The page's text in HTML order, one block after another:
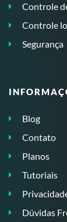
Controle
Controle
Segurança
Blog
Contato
Planos
Tutoriais
Dúvidas